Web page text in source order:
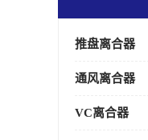
推盘离合器
通风离合器
VC离合器